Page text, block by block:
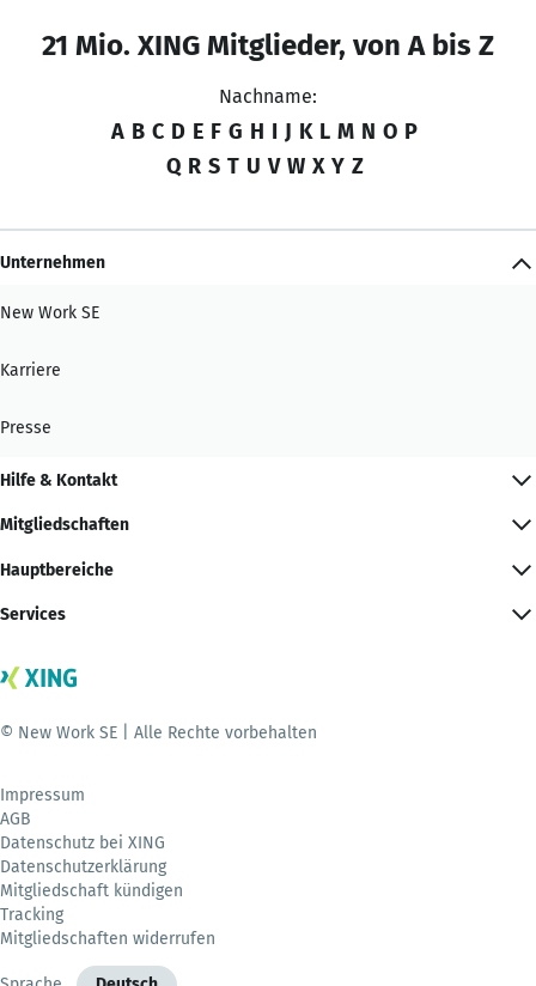
21 Mio. XING Mitglieder, von A bis Z
Nachname:
A B C D E F G H I J K L M N O P
Q R S T U V W X Y Z
Unternehmen
New Work SE
Karriere
Presse
Hilfe & Kontakt
Mitgliedschaften
Hauptbereiche
Services
© New Work SE | Alle Rechte vorbehalten
Impressum
AGB
Datenschutz bei XING
Datenschutzerklärung
Mitgliedschaft kündigen
Tracking
Mitgliedschaften widerrufen